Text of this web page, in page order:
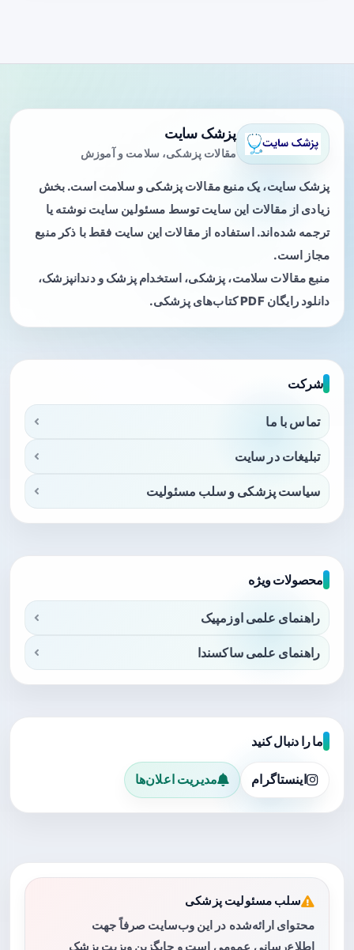
پزشک سایت
مقالات پزشکی، سلامت و آموزش
پزشک سایت، یک منبع مقالات پزشکی و سلامت است. بخش
زیادی از مقالات این سایت توسط مسئولین سایت نوشته یا
ترجمه شده‌اند. استفاده از مقالات این سایت فقط با ذکر منبع
مجاز است.
منبع مقالات سلامت، پزشکی، استخدام پزشک و دندانپزشک،
دانلود رایگان PDF کتاب‌های پزشکی.
شرکت
تماس با ما
تبلیغات در سایت
سیاست پزشکی و سلب مسئولیت
محصولات ویژه
راهنمای علمی اوزمپیک
راهنمای علمی ساکسندا
ما را دنبال کنید
اینستاگرام مدیریت اعلان‌ها
سلب مسئولیت پزشکی
محتوای ارائه‌شده در این وب‌سایت صرفاً جهت
اطلاع‌رسانی عمومی است و جایگزین ویزیت پزشک